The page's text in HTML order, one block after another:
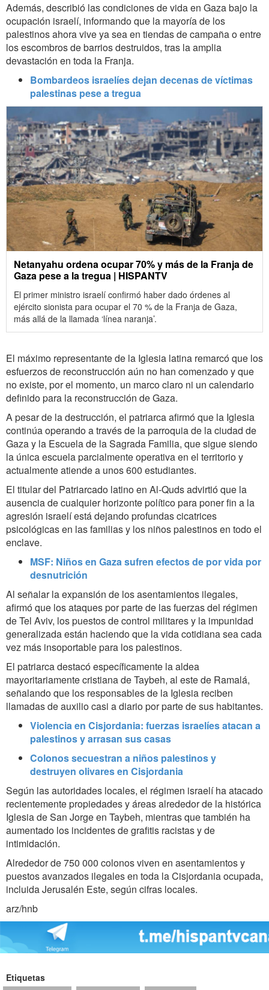
Además, describió las condiciones de vida en Gaza bajo la
ocupación israelí, informando que la mayoría de los
palestinos ahora vive ya sea en tiendas de campaña o entre
los escombros de barrios destruidos, tras la amplia
devastación en toda la Franja.
Bombardeos israelíes dejan decenas de víctimas
palestinas pese a tregua
Netanyahu ordena ocupar 70% y más de la Franja de
Gaza pese a la tregua | HISPANTV
El primer ministro israelí confirmó haber dado órdenes al
ejército sionista para ocupar el 70 % de la Franja de Gaza,
más allá de la llamada ‘línea naranja’.
El máximo representante de la Iglesia latina remarcó que los
esfuerzos de reconstrucción aún no han comenzado y que
no existe, por el momento, un marco claro ni un calendario
definido para la reconstrucción de Gaza.
A pesar de la destrucción, el patriarca afirmó que la Iglesia
continúa operando a través de la parroquia de la ciudad de
Gaza y la Escuela de la Sagrada Familia, que sigue siendo
la única escuela parcialmente operativa en el territorio y
actualmente atiende a unos 600 estudiantes.
El titular del Patriarcado latinoen Al-Qudsadvirtió que la
ausencia de cualquier horizonte político para poner fin a la
agresión israelí está dejando profundas cicatrices
psicológicas en las familias y los niños palestinos en todo el
enclave.
MSF: Niños en Gaza sufren efectos de por vida por
desnutrición
Al señalar la expansión de los asentamientos ilegales,
afirmó que los ataques por parte de las fuerzas del régimen
de Tel Aviv, los puestos de control militares y la impunidad
generalizada están haciendo que la vida cotidiana sea cada
vez más insoportable para los palestinos.
El patriarca destacó específicamente la aldea
mayoritariamente cristiana de Taybeh, al este de Ramalá,
señalando que los responsables de la Iglesia reciben
llamadas de auxilio casi a diario por parte de sus habitantes.
Violencia en Cisjordania: fuerzas israelíes atacan a
palestinos y arrasan sus casas
Colonos secuestran a niños palestinos y
destruyen olivares en Cisjordania
Según las autoridades locales, el régimen israelí ha atacado
recientemente propiedades y áreas alrededor de la histórica
Iglesia de San Jorge en Taybeh, mientras que también ha
aumentado los incidentes de grafitis racistas y de
intimidación.
Alrededor de 750 000 colonos viven en asentamientos y
puestos avanzados ilegales en toda la Cisjordania ocupada,
incluida Jerusalén Este, según cifras locales.
arz/hnb
Etiquetas